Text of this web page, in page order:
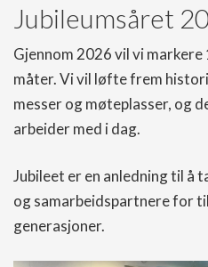
Jubileumsåret
Gjennom 2026 vil vi
måter. Vi vil løfte frem
messer og møteplasser, og
arbeider med i dag.
Jubileet er en anledning til å
og samarbeidspartnere for
generasjoner.